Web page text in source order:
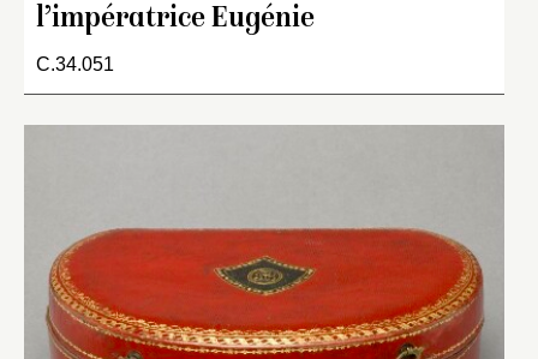
l’impératrice Eugénie
C.34.051